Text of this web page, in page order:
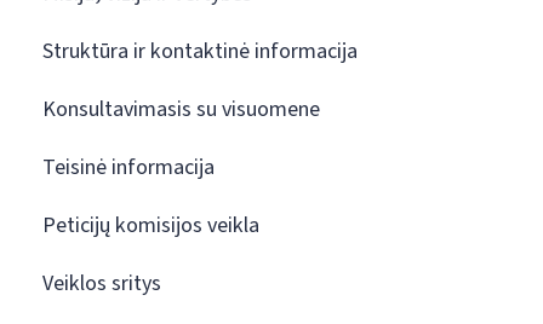
Struktūra ir kontaktinė informacija
Konsultavimasis su visuomene
Teisinė informacija
Peticijų komisijos veikla
Veiklos sritys